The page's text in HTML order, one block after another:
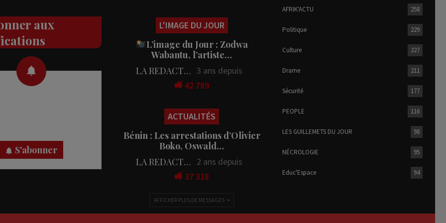
aux
S'abonner
L'IMAGE DU JOUR
L’image du Jour : Zodwa
Wabantu, l’artiste…
LA REDACTION 3 ans depuis
42 789
ACTUALITÉS
Bénin : Les arrestations d’Olivier
Boko, Oswald…
LA REDACTION
2 ans depuis
37 318
AFFICHER PLUS DE MESSAGES
AFRIK'ACTU 258
Politique 229
Culture 227
Drame 211
Sécurité 177
PEOPLE 116
LES GUILLEMETS DU JOUR 98
NÉCROLOGIE 95
Educ'Espace 94